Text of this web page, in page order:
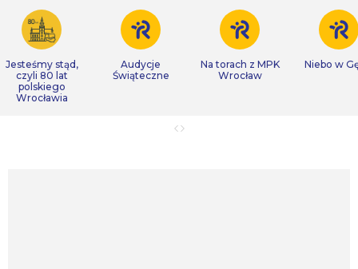
Jesteśmy stąd,
czyli 80 lat
polskiego
Wrocławia
Audycje
Świąteczne
Na torach z MPK
Wrocław
Niebo w